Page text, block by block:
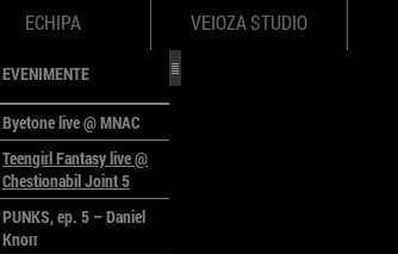
ECHIPA VEIOZA STUDIO
EVENIMENTE
Byetone live @ MNAC
Teengirl Fantasy live @
Chestionabil Joint 5
PUNKS, ep. 5 – Daniel
Knorr